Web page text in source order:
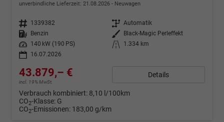
unverbindliche Lieferzeit: 21.08.2026 Neuwagen
Fahrzeugnr. 1339382 Getriebe Automatik
Kraftstoff
Benzin Außenfarbe
Black-Magic Perleffekt
Leistung
140 kW (190 PS) Kilometerstand
1.334 km
16.07.2026
43.879,– €
incl. 19% MwSt.
Details
Verbrauch kombiniert: 8,10 l/100km
CO2-Klasse: G
CO2-Emissionen: 183,00 g/km